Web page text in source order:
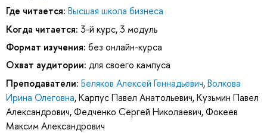
Где читается: Высшая школа бизнеса
Когда читается: 3-й курс, 3 модуль
Формат изучения: без онлайн-курса
Охват аудитории: для своего кампуса
Преподаватели: Беляков Алексей Геннадьевич,Волкова
Ирина Олеговна,Карпус Павел Анатольевич,Кузьмин Павел
Александрович,Федченко Сергей Николаевич,Фокеев
Максим Александрович